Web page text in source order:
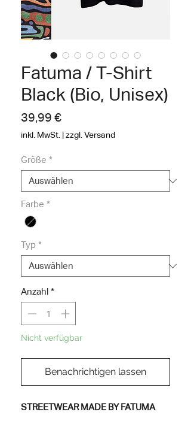
Fatuma / T-Shirt
Black (Bio, Unisex)
39,99 €Preis
inkl. MwSt. |zzgl. Versand
Größe *
Farbe *
Typ *
Anzahl *
Nicht verfügbar
Benachrichtigen lassen
STREETWEAR MADE BY FATUMA